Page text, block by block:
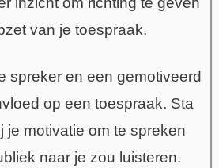
van je toespraak.
spreker en een gemotiveerd
op een toespraak. Sta
je motivatie om te spreken
naar je zou luisteren.